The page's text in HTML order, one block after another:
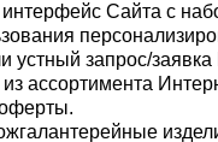
Сайта с
устный запрос/
ассортимента